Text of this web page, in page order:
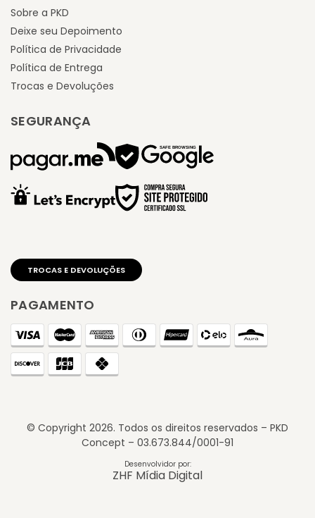
Sobre a PKD
Deixe seu Depoimento
Política de Privacidade
Política de Entrega
Trocas e Devoluções
SEGURANÇA
TROCAS E DEVOLUÇÕES
PAGAMENTO
© Copyright 2026. Todos os direitos reservados – PKD
Concept – 03.673.844/0001-91
Desenvolvidor por:
ZHF Mídia Digital